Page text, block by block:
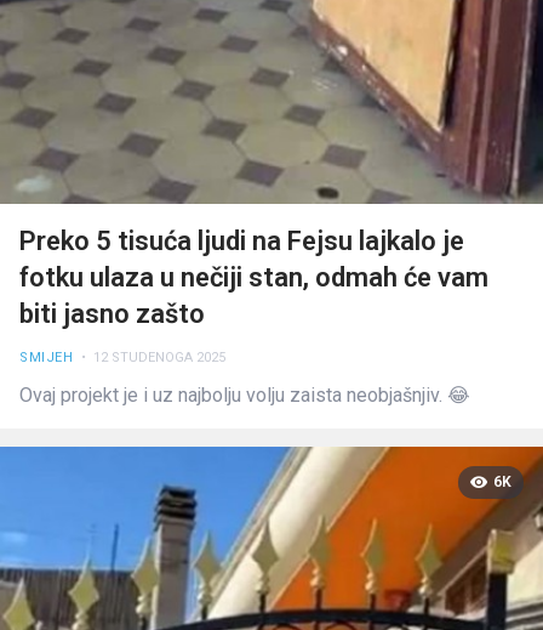
Preko 5 tisuća ljudi na Fejsu lajkalo je
fotku ulaza u nečiji stan, odmah će vam
biti jasno zašto
SMIJEH • 12 STUDENOGA 2025
Ovaj projekt je i uz najbolju volju zaista neobjašnjiv. 😂
6K